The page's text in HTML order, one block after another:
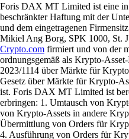
Foris DAX MT Limited ist eine in
beschränkter Haftung mit der
und dem eingetragenen
Mikiel Ang Borg, SPK 1000, St.
Crypto.com firmiert und von der
ordnungsgemäß als Krypto-
2023/1114 über Märkte für
Gesetz über Märkte für Krypto-
ist. Foris DAX MT Limited ist
erbringen: 1. Umtausch von
von Krypto-Assets in andere
Übermittlung von Orders für
4. Ausführung von Orders für